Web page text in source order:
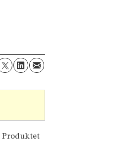
Produktet